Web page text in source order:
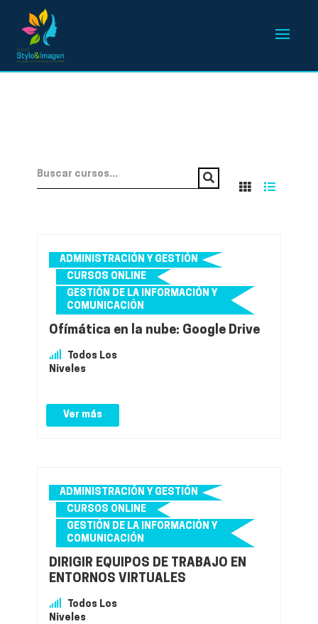
ADMINISTRACIÓN Y GESTIÓN
CURSOS ONLINE
GESTIÓN DE LA INFORMACIÓN Y
COMUNICACIÓN
Ofímática en la nube: Google Drive
Todos Los
Niveles
Ver más
ADMINISTRACIÓN Y GESTIÓN
CURSOS ONLINE
GESTIÓN DE LA INFORMACIÓN Y
COMUNICACIÓN
DIRIGIR EQUIPOS DE TRABAJO EN
ENTORNOS VIRTUALES
Todos Los
Niveles